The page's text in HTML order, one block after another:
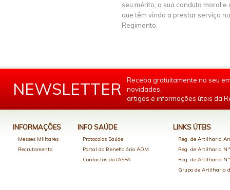
seu mérito, a sua conduta moral
que têm vindo a prestar serviço
Regimento.
NEWSLETTER
Receba gratuitamente no seu
novidades,
artigos e informações úteis da
INFORMAÇÕES
Messes Militares
Recrutamento
INFO SAÚDE
Protocolos Saúde
Portal do Beneficiário ADM
Contactos do IASFA
LINKS ÚTEIS
Reg. de Artilharia
Reg. de Artilharia
Reg. de Artilharia
Grupo de Artilharia